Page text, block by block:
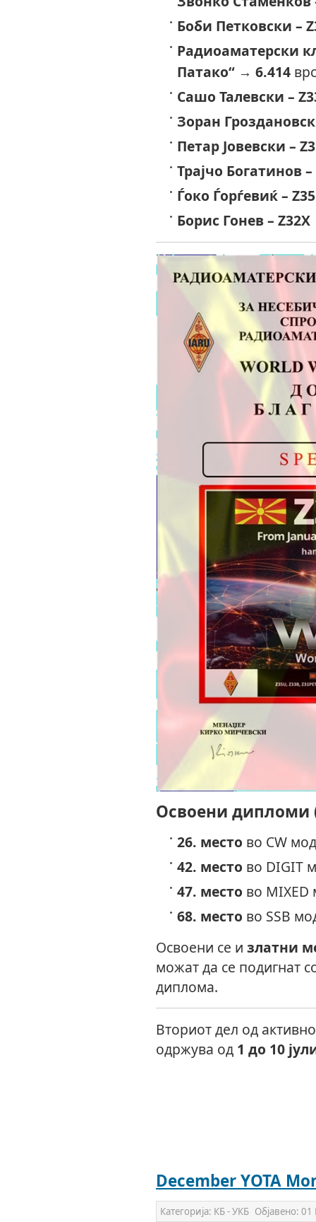
Боби Петковски –
Радиоаматерски
Патако“→ 6.414
Сашо Талевски –
Зоран
Петар Јовевски –
Трајчо Богатинов –
Ѓоко Ѓорѓевиќ –
Борис Гонев – Z32X
Освоени дипломи
26. место во CW
42. место во DIGIT
47. место во MIXED
68. место во SSB
Освоени се и златни
можат да се подигнат
диплома.
Вториот дел од
одржува од 1 до 10
December YOTA
Категорија: КБ - УКБ Објавено: 01